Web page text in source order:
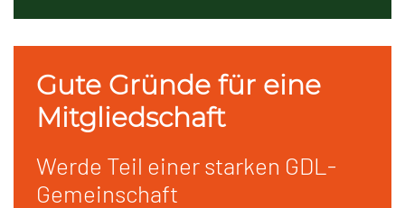
Gute Gründe für eine
Mitgliedschaft
Werde Teil einer starken GDL-
Gemeinschaft